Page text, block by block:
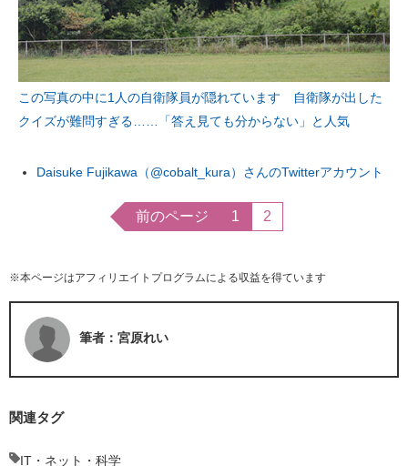
この写真の中に1人の自衛隊員が隠れています 自衛隊が出した
クイズが難問すぎる……「答え見ても分からない」と人気
Daisuke Fujikawa（@cobalt_kura）さんのTwitterアカウント
前のページ 1 2
※本ページはアフィリエイトプログラムによる収益を得ています
筆者：宮原れい
関連タグ
IT・ネット・科学